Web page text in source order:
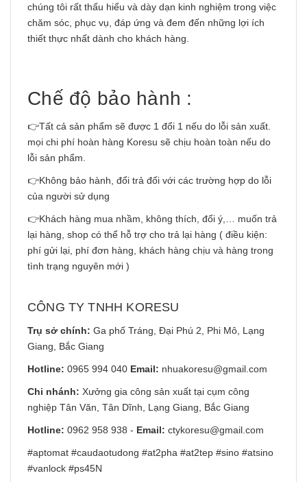
chúng tôi rất thấu hiểu và dày dạn kinh nghiệm trong việc
chăm sóc, phục vụ, đáp ứng và đem đến những lợi ích
thiết thực nhất dành cho khách hàng.
Chế độ bảo hành :
👉Tất cả sản phẩm sẽ được 1 đổi 1 nếu do lỗi sản xuất.
mọi chi phí hoàn hàng Koresu sẽ chịu hoàn toàn nếu do
lỗi sản phẩm.
👉Không bảo hành, đổi trả đối với các trường hợp do lỗi
của người sử dụng
👉Khách hàng mua nhầm, không thích, đổi ý,… muốn trả
lại hàng, shop có thể hỗ trợ cho trả lại hàng ( điều kiện:
phí gửi lại, phí đơn hàng, khách hàng chịu và hàng trong
tình trạng nguyên mới )
CÔNG TY TNHH KORESU
Trụ sở chính: Ga phố Tráng, Đại Phú 2, Phi Mô, Lạng
Giang, Bắc Giang
Hotline: 0965 994 040 Email: nhuakoresu@gmail.com
Chi nhánh: Xưởng gia công sản xuất tại cụm công
nghiệp Tân Văn, Tân Dĩnh, Lạng Giang, Bắc Giang
Hotline: 0962 958 938 - Email: ctykoresu@gmail.com
#aptomat #caudaotudong #at2pha #at2tep #sino #atsino
#vanlock #ps45N